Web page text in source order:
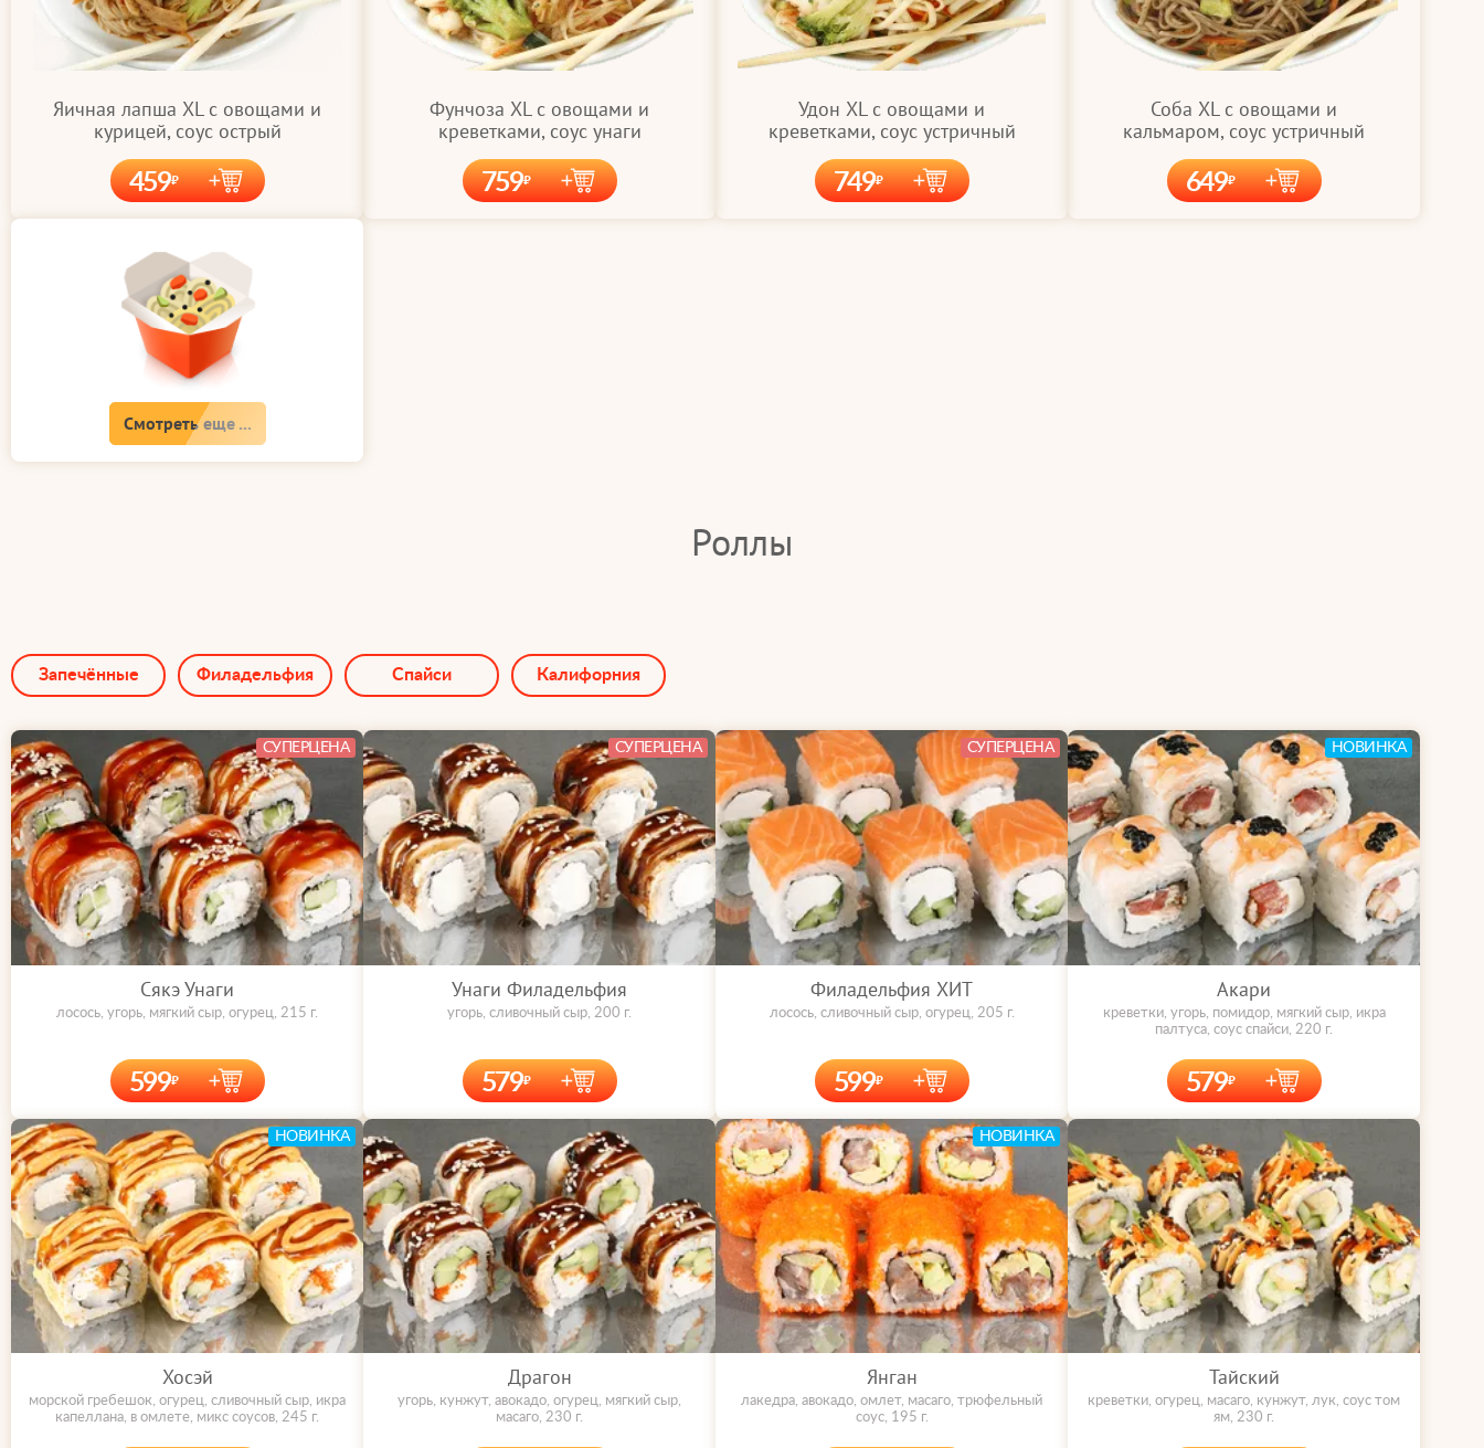
Яичная лапша XL с овощами и
курицей, соус острый
459
Фунчоза XL с овощами и
креветками, соус унаги
759
Удон XL с овощами и
креветками, соус устричный
749
Соба XL с овощами и
кальмаром, соус устричный
649
Смотреть еще ...
Роллы
Запечённые Филадельфия Спайси Калифорния
Сякэ Унаги
лосось, угорь, мягкий сыр, огурец, 215 г.
599
СУПЕРЦЕНА
Унаги Филадельфия
угорь, сливочный сыр, 200 г.
579
СУПЕРЦЕНА
Филадельфия ХИТ
лосось, сливочный сыр, огурец, 205 г.
599
СУПЕРЦЕНА
Акари
креветки, угорь, помидор, мягкий сыр, икра
палтуса, соус спайси, 220 г.
579
НОВИНКА
Хосэй
морской гребешок, огурец, сливочный сыр, икра
капеллана, в омлете, микс соусов, 245 г.
НОВИНКА
Драгон
угорь, кунжут, авокадо, огурец, мягкий сыр,
масаго, 230 г.
Янган
лакедра, авокадо, омлет, масаго, трюфельный
соус, 195 г.
НОВИНКА
Тайский
креветки, огурец, масаго, кунжут, лук, соус том
ям, 230 г.